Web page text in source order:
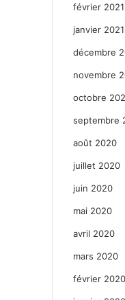
février 2021
janvier 2021
décembre
novembre
octobre
septembre
août 2020
juillet 2020
juin 2020
mai 2020
avril 2020
mars 2020
février 2020